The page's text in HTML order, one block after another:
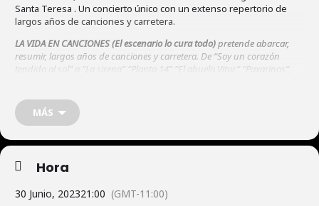
Santa Teresa . Un concierto único con un extenso repertorio de
largos años de canciones y carretera.
LA VIDA EN CANCIONES (El escenario lo cura todo)pretende abarcar,
resumir, largos años de canciones y carretera. De “Soy un corazón
tendido al sol” a “La sirena” “Planta 14” “El abuelo Vitor” “Paxarinos”,
“Cruzar los brazos” “Allá arriba al Norte” “Digo España”, de “Danza de
San Juan” a “No seré nunca juguete roto” “Quien puso mas” “Bailarina”
“Adonde irán los besos” “Nada nuevo bajo el sol” o “Tu boca una nube
blanca”…
MÁS
Hora
30 Junio, 202321:00 (GMT-11:00)